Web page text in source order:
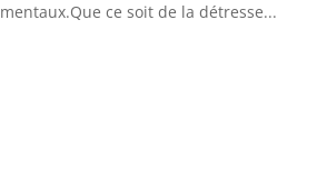
mentaux.Que ce soit de la détresse...